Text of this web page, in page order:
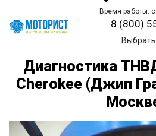
Время работы:
8 (800)
Диагностика
Cherokee (Джип